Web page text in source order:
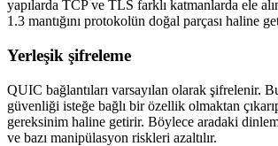
yapılarda TCP ve TLS farklı katmanlarda ele
1.3 mantığını protokolün doğal parçası haline
Yerleşik şifreleme
QUIC bağlantıları varsayılan olarak şifrelenir.
güvenliği isteğe bağlı bir özellik olmaktan
gereksinim haline getirir. Böylece aradaki
ve bazı manipülasyon riskleri azaltılır.